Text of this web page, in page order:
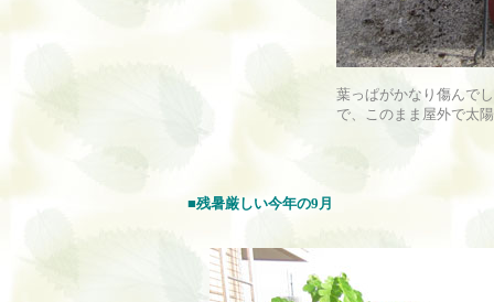
葉っぱがかなり傷んで
で、このまま屋外で太
■残暑厳しい今年の9月